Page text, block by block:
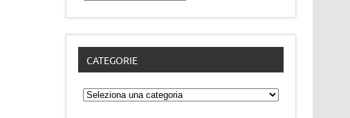
CATEGORIE
Categorie